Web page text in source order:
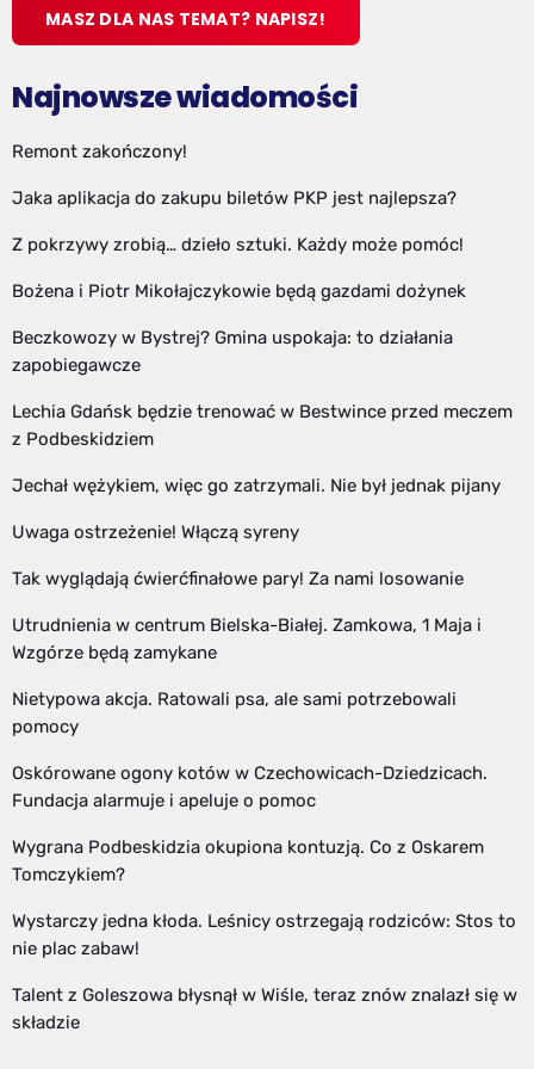
MASZ DLA NAS TEMAT? NAPISZ!
Najnowsze wiadomości
Remont zakończony!
Jaka aplikacja do zakupu biletów PKP jest najlepsza?
Z pokrzywy zrobią… dzieło sztuki. Każdy może pomóc!
Bożena i Piotr Mikołajczykowie będą gazdami dożynek
Beczkowozy w Bystrej? Gmina uspokaja: to działania
zapobiegawcze
Lechia Gdańsk będzie trenować w Bestwince przed meczem
z Podbeskidziem
Jechał wężykiem, więc go zatrzymali. Nie był jednak pijany
Uwaga ostrzeżenie! Włączą syreny
Tak wyglądają ćwierćfinałowe pary! Za nami losowanie
Utrudnienia w centrum Bielska-Białej. Zamkowa, 1 Maja i
Wzgórze będą zamykane
Nietypowa akcja. Ratowali psa, ale sami potrzebowali
pomocy
Oskórowane ogony kotów w Czechowicach-Dziedzicach.
Fundacja alarmuje i apeluje o pomoc
Wygrana Podbeskidzia okupiona kontuzją. Co z Oskarem
Tomczykiem?
Wystarczy jedna kłoda. Leśnicy ostrzegają rodziców: Stos to
nie plac zabaw!
Talent z Goleszowa błysnął w Wiśle, teraz znów znalazł się w
składzie